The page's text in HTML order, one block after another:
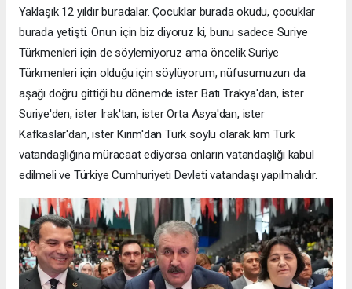
Yaklaşık 12 yıldır buradalar. Çocuklar burada okudu, çocuklar
burada yetişti. Onun için biz diyoruz ki, bunu sadece Suriye
Türkmenleri için de söylemiyoruz ama öncelik Suriye
Türkmenleri için olduğu için söylüyorum, nüfusumuzun da
aşağı doğru gittiği bu dönemde ister Batı Trakya'dan, ister
Suriye'den, ister Irak'tan, ister Orta Asya'dan, ister
Kafkaslar'dan, ister Kırım'dan Türk soylu olarak kim Türk
vatandaşlığına müracaat ediyorsa onların vatandaşlığı kabul
edilmeli ve Türkiye Cumhuriyeti Devleti vatandaşı yapılmalıdır.